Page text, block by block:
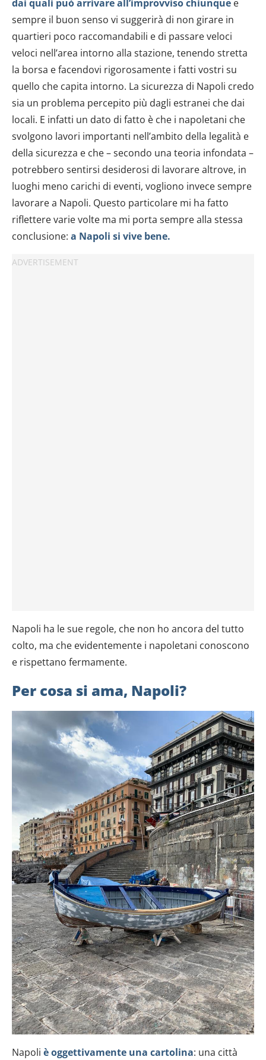
Utilizziamo i cookie per personalizzare contenuti ed
annunci, per fornire funzionalità dei social media e per
analizzare il nostro traffico. Condividiamo inoltre
informazioni sul modo in cui utilizzi il nostro sito con i
nostri partner che si occupano di analisi dei dati web,
pubblicità e social media, i quali potrebbero combinarle
con altre informazioni che hai fornito loro o che hanno
raccolto dal tuo utilizzo dei loro servizi.
dai quali può arrivare all’improvviso chiunque e
sempre il buon senso vi suggerirà di non girare in
quartieri poco raccomandabili e di passare veloci
veloci nell’area intorno alla stazione, tenendo stretta
la borsa e facendovi rigorosamente i fatti vostri su
quello che capita intorno. La sicurezza di Napoli credo
sia un problema percepito più dagli estranei che dai
locali. E infatti un dato di fatto è che i napoletani che
svolgono lavori importanti nell’ambito della legalità e
della sicurezza e che – secondo una teoria infondata –
potrebbero sentirsi desiderosi di lavorare altrove, in
luoghi meno carichi di eventi, vogliono invece sempre
lavorare a Napoli. Questo particolare mi ha fatto
riflettere varie volte ma mi porta sempre alla stessa
conclusione: a Napoli si vive bene.
Napoli ha le sue regole, che non ho ancora del tutto
colto, ma che evidentemente i napoletani conoscono
e rispettano fermamente.
Per cosa si ama, Napoli?
Napoli è oggettivamente una cartolina: una città